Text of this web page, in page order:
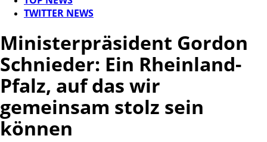
TWITTER NEWS
Ministerpräsident Gordon
Schnieder: Ein Rheinland-
Pfalz, auf das wir
gemeinsam stolz sein
können